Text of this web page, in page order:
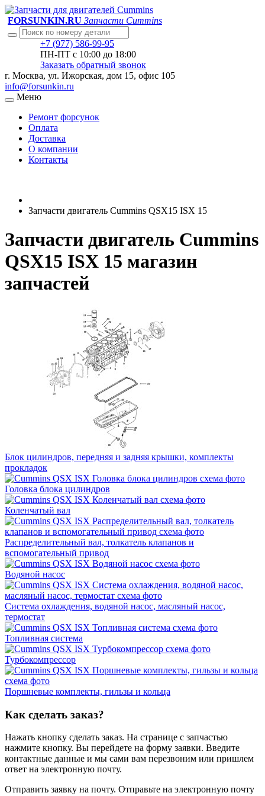
FORSUNKIN.RU Запчасти Cummins
+7 (977) 586-99-95
ПН-ПТ с 10:00 до 18:00
Заказать обратный звонок
г. Москва, ул. Ижорская, дом 15, офис 105
info@forsunkin.ru
Меню
Ремонт форсунок
Оплата
Доставка
О компании
Контакты
Запчасти двигатель Cummins QSX15 ISX 15
Запчасти двигатель Cummins
QSX15 ISX 15 магазин
запчастей
Блок цилиндров, передняя и задняя крышки, комплекты
прокладок
Головка блока цилиндров
Коленчатый вал
Распределительный вал, толкатель клапанов и
вспомогательный привод
Водяной насос
Система охлаждения, водяной насос, масляный насос,
термостат
Топливная система
Турбокомпрессор
Поршневые комплекты, гильзы и кольца
Как сделать заказ?
Нажать кнопку сделать заказ. На странице с запчастью
нажмите кнопку. Вы перейдете на форму заявки. Введите
контактные данные и мы сами вам перезвоним или пришлем
ответ на электронную почту.
Отправить заявку на почту. Отправьте на электронную почту